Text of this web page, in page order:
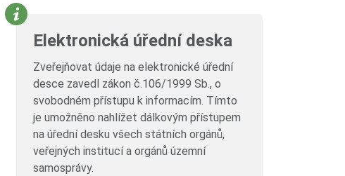
Elektronická úřední deska
Zveřejňovat údaje na elektronické úřední
desce zavedl zákon č.106/1999 Sb., o
svobodném přístupu k informacím. Tímto
je umožněno nahlížet dálkovým přístupem
na úřední desku všech státních orgánů,
veřejných institucí a orgánů územní
samosprávy.